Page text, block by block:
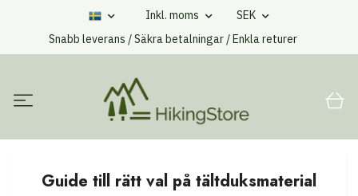
Inkl. moms
SEK
Snabb leverans / Säkra betalningar / Enkla returer
Guide till rätt val på tältduksmaterial